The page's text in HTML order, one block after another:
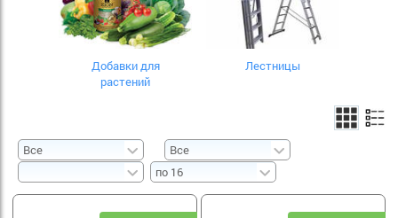
Добавки для
растений
Лестницы